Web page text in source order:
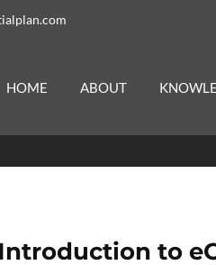
HOME ABOUT
Introduction to